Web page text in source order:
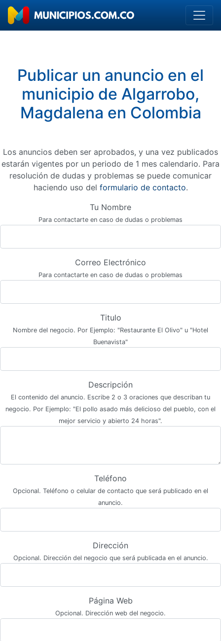
Publicar un anuncio en el
municipio de Algarrobo,
Magdalena en Colombia
Los anuncios deben ser aprobados, y una vez publicados
estarán vigentes por un periodo de 1 mes calendario. Para
resolución de dudas y problemas se puede comunicar
haciendo uso del formulario de contacto.
Tu Nombre
Para contactarte en caso de dudas o problemas
Correo Electrónico
Para contactarte en caso de dudas o problemas
Titulo
Nombre del negocio. Por Ejemplo: "Restaurante El Olivo" u "Hotel
Buenavista"
Descripción
El contenido del anuncio. Escribe 2 o 3 oraciones que describan tu
negocio. Por Ejemplo: "El pollo asado más delicioso del pueblo, con el
mejor servicio y abierto 24 horas".
Teléfono
Opcional. Teléfono o celular de contacto que será publicado en el
anuncio.
Dirección
Opcional. Dirección del negocio que será publicada en el anuncio.
Página Web
Opcional. Dirección web del negocio.